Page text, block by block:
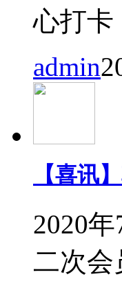
心打卡
admin
【喜讯
2020
二次会